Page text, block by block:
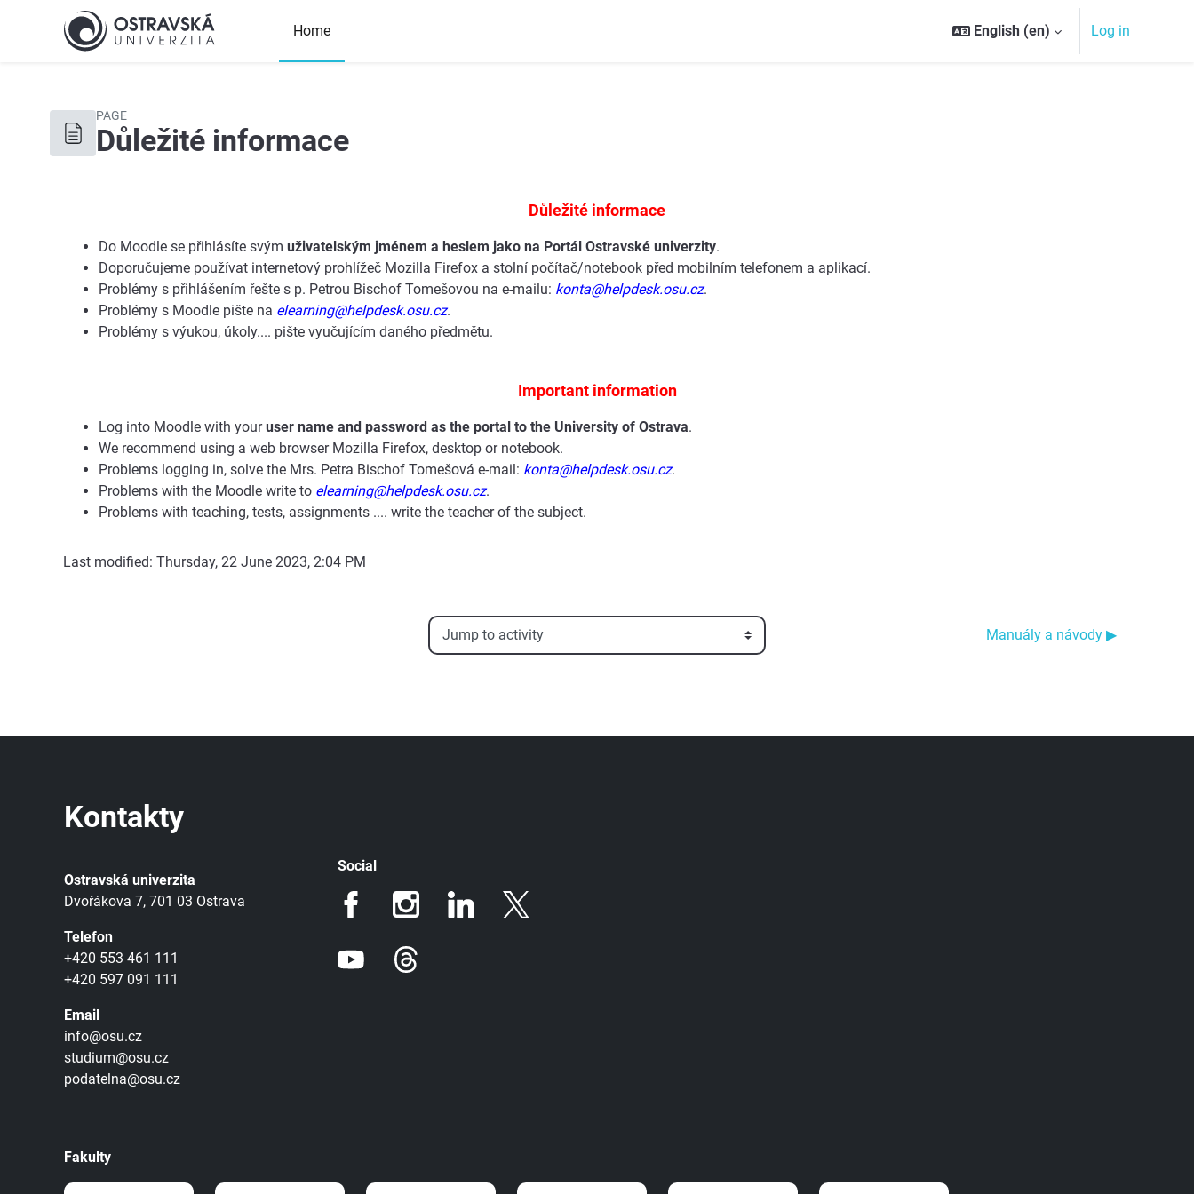
Skip to main content
Home
English ‎(en)‎ Log in
PAGE
Důležité informace
Důležité informace
Do Moodle se přihlásíte svým uživatelským jménem a heslem jako na Portál Ostravské univerzity.
Doporučujeme používat internetový prohlížeč Mozilla Firefox a stolní počítač/notebook před mobilním telefonem a aplikací.
Problémy s přihlášením řešte s p. Petrou Bischof Tomešovou na e-mailu: konta@helpdesk.osu.cz.
Problémy s Moodle pište na elearning@helpdesk.osu.cz.
Problémy s výukou, úkoly.... pište vyučujícím daného předmětu.
Important information
Log into Moodle with youruser name and password as the portal to the University of Ostrava.
We recommend using a web browser Mozilla Firefox, desktop or notebook.
Problems logging in, solve the Mrs. Petra Bischof Tomešová e-mail: konta@helpdesk.osu.cz.
Problems with the Moodle write to elearning@helpdesk.osu.cz.
Problems with teaching, tests, assignments .... write the teacher of the subject.
Last modified: Thursday, 22 June 2023, 2:04 PM
Jump to activity
Manuály a návody ▶︎
Kontakty
Ostravská univerzita
Dvořákova 7, 701 03 Ostrava
Telefon
+420 553 461 111
+420 597 091 111
Email
info@osu.cz
studium@osu.cz
podatelna@osu.cz
Social
Fakulty